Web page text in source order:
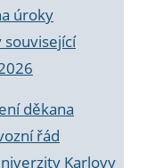
úroky
děkana
řád
Karlovy